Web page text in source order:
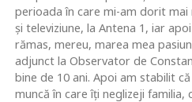
perioada în care mi-am dorit
şi televiziune, la Antena 1, iar
rămas, mereu, marea mea
adjunct la Observator de
bine de 10 ani. Apoi am stabilit
muncă în care îţi neglizeji familia,